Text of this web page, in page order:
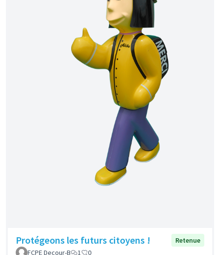
Protégeons les futurs citoyens !
Retenue
FCPE Decour-B
1 0